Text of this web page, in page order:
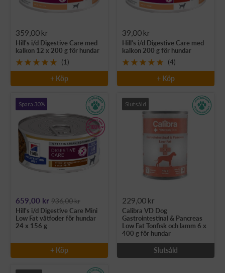
Rea-
pris
359,00 kr
Hill's i/d Digestive Care med
kalkon 12 x 200 g för hundar
(1)
+ Köp
Rea-
pris
39,00 kr
Hill's i/d Digestive Care med
kalkon 200 g för hundar
(4)
+ Köp
Spara 30%
Rea-
pris
659,00 kr 936,00 kr
Hill's i/d Digestive Care Mini
Low Fat våtfoder för hundar
24 x 156 g
+ Köp
Slutsåld
Rea-
pris
229,00 kr
Calibra VD Dog
Gastrointestinal & Pancreas
Low Fat Tonfisk och lamm 6 x
400 g för hundar
Slutsåld